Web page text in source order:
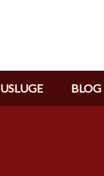
USLUGE BLOG